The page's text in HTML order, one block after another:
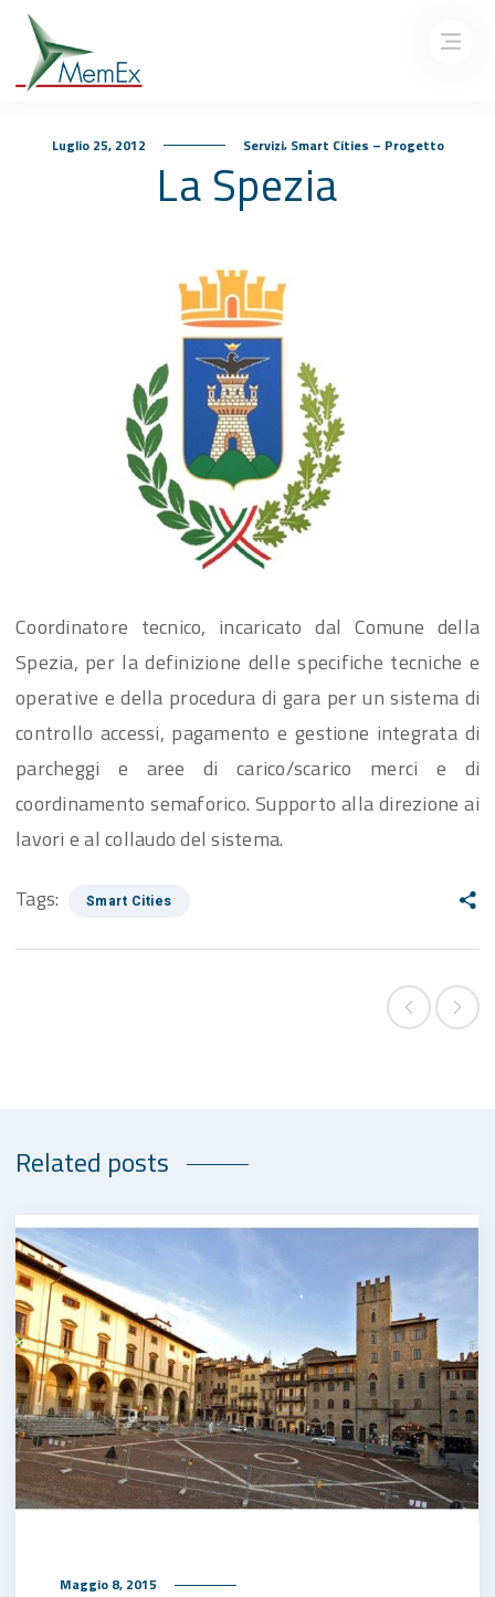
Luglio 25, 2012 Servizi, Smart Cities – Progetto
La Spezia
Coordinatore tecnico, incaricato dal Comune della
Spezia, per la definizione delle specifiche tecniche e
operative e della procedura di gara per un sistema di
controllo accessi, pagamento e gestione integrata di
parcheggi e aree di carico/scarico merci e di
coordinamento semaforico. Supporto alla direzione ai
lavori e al collaudo del sistema.
Tags:
Smart Cities
Related posts
Maggio 8, 2015